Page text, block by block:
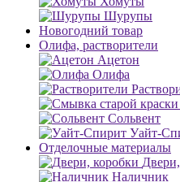
Шурупы
Новогодний товар
Олифа, растворители
Ацетон
Олифа
Сольвент
Уайт-
Отделочные материалы
Наличник